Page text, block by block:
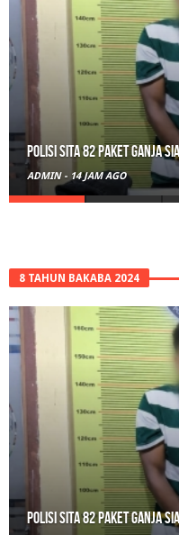
Polisi Sita 82 Paket Ganja
ADMIN - 14 JAM AGO
8 TAHUN BAKABA 2024
Polisi Sita 82 Paket Ganja